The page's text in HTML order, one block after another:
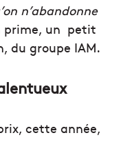
n’abandonne
prime, un petit
du groupe IAM.
cette année,